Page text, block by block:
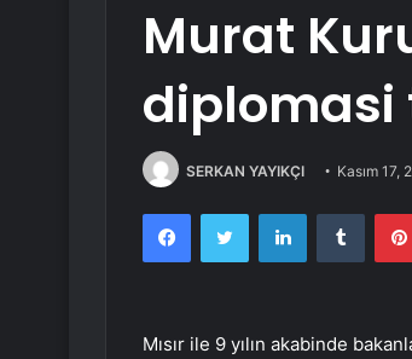
Murat
SERKAN YAYIKÇI Kasım 17,
FacebookTwitter LinkedIn
Mısır ile 9 yılın akabinde